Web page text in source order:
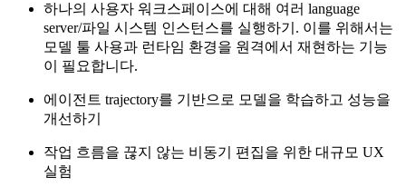
하나의 사용자 워크스페이스에 대해 여러 language
server/파일 시스템 인스턴스를 실행하기. 이를 위해서는
모델 툴 사용과 런타임 환경을 원격에서 재현하는 기능
이 필요합니다.
에이전트 trajectory를 기반으로 모델을 학습하고 성능을
개선하기
작업 흐름을 끊지 않는 비동기 편집을 위한 대규모 UX
실험